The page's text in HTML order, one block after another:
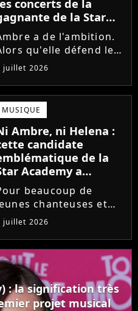
concerts de la
de la Star
!
a de l'ambition.
qu'elle défend le
J'me demande et
qu'elle prépare son
album, la
de la dernière
de la Star
annonce les
de sa...
juillet 2026
MUSIQUE
Ambre, ni Helena :
candidate
de la
Academy a
après
"J'étais
de potiche"
beaucoup de
chanteuses et
la Star
Academy est un rêve.
comme l'a rappelé
ancienne gagnante,
l'émission de TF1 n'est
toujours simple à
juillet 2026
: la signification très
projet musical